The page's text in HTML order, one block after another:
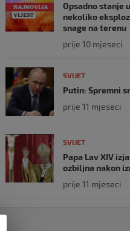
Opsadno stanje
nekoliko
snage na terenu
prije 10 mjeseci
SVIJET
Putin: Spremni
prije 11 mjeseci
SVIJET
Papa Lav XIV
ozbiljna nakon
prije 11 mjeseci